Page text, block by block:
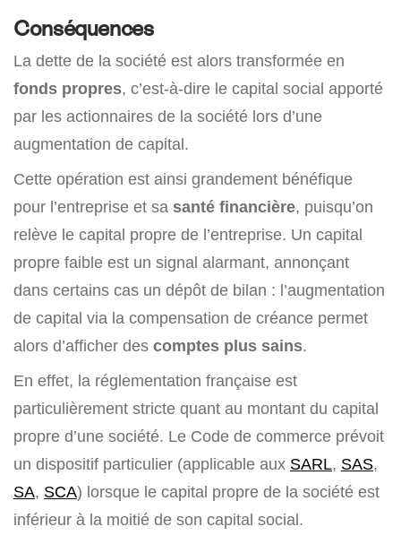
Conséquences
La dette de la société est alors transformée en
fonds propres, c’est-à-dire le capital social apporté
par les actionnaires de la société lors d’une
augmentation de capital.
Cette opération est ainsi grandement bénéfique
pour l’entreprise et sa santé financière, puisqu’on
relève le capital propre de l’entreprise. Un capital
propre faible est un signal alarmant, annonçant
dans certains cas un dépôt de bilan : l’augmentation
de capital via la compensation de créance permet
alors d’afficher des comptes plus sains.
En effet, la réglementation française est
particulièrement stricte quant au montant du capital
propre d’une société. Le Code de commerce prévoit
un dispositif particulier (applicable aux SARL, SAS,
SA, SCA) lorsque le capital propre de la société est
inférieur à la moitié de son capital social.